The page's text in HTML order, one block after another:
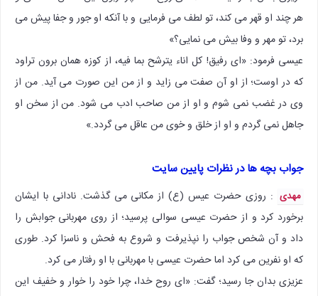
هر چند او قهر می کند، تو لطف می فرمایی و با آنکه او جور و جفا پیش می
برد، تو مهر و وفا بیش می نمایی؟»
عیسی فرمود: «ای رفیق! کل اناء یترشح بما فیه، از کوزه همان برون تراود
که در اوست؛ از او آن صفت می زاید و از من این صورت می آید. من از
وی در غضب نمی شوم و او از من صاحب ادب می شود. من از سخن او
جاهل نمی گردم و او از خلق و خوی من عاقل می گردد.»
جواب بچه ها در نظرات پایین سایت
مهدی : روزی حضرت عیس (ع) از مکانی می گذشت. نادانی با ایشان
برخورد کرد و از حضرت عیسی سوالی پرسید؛ از روی مهربانی جوابش را
داد و آن شخص جواب را نپذیرفت و شروع به فحش و ناسزا کرد. طوری
که او نفرین می کرد اما حضرت عیسی با مهربانی با او رفتار می کرد.
عزیزی بدان جا رسید؛ گفت: «ای روح خدا، چرا خود را خوار و خفیف این